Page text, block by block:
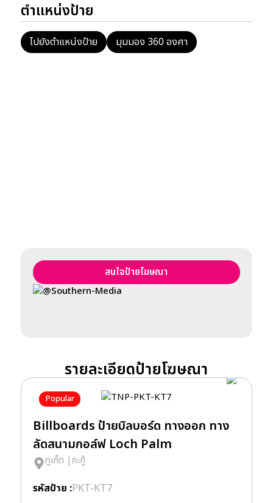
ตำแหน่งป้าย
ไปยังตำแหน่งป้าย มุมมอง 360 องศา
สนใจป้ายโฆษณา
@Southern-Media
รายละเอียดป้ายโฆษณา
Popular
Billboards ป้ายบิลบอร์ด ทางออก ทาง
ลัดสนามกอล์ฟ Loch Palm
ภูเก็ต | กะทู้
รหัสป้าย :PKT-KT7